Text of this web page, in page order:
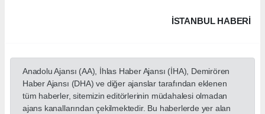
İSTANBUL HABERİ
Anadolu Ajansı (AA), İhlas Haber Ajansı (İHA), Demirören
Haber Ajansı (DHA) ve diğer ajanslar tarafından eklenen
tüm haberler, sitemizin editörlerinin müdahalesi olmadan
ajans kanallarından çekilmektedir. Bu haberlerde yer alan